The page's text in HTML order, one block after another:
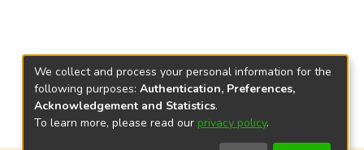
We collect and process your personal information for the
following purposes: Authentication, Preferences,
Acknowledgement and Statistics.
To learn more, please read our privacy policy.